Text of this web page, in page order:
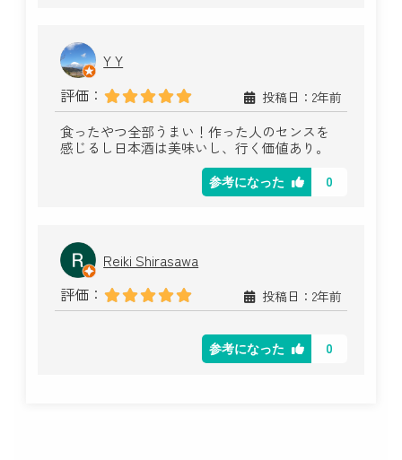
Y Y
評価：
投稿日：2年前
食ったやつ全部うまい！作った人のセンスを
感じるし日本酒は美味いし、行く価値あり。
参考になった 0
Reiki Shirasawa
評価：
投稿日：2年前
参考になった 0